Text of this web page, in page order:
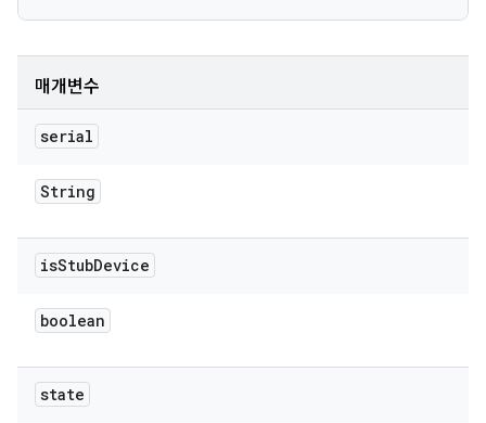
매개변수
serial
String
isStubDevice
boolean
state